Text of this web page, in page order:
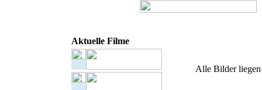
Aktuelle Filme
Alle Bilder